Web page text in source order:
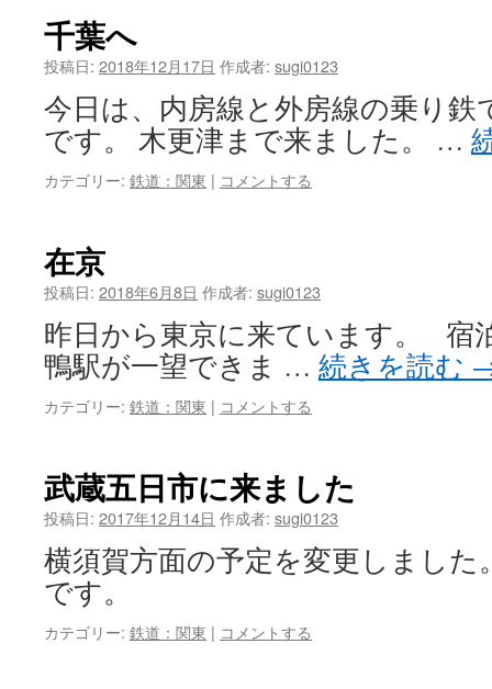
千葉へ
投稿日: 2018年12月17日 作成者: sugi0123
今日は、内房線と外房線の乗り鉄
です。 木更津まで来ました。 …
カテゴリー: 鉄道：関東 | コメントする
在京
投稿日: 2018年6月8日 作成者: sugi0123
昨日から東京に来ています。
鴨駅が一望できま … 続きを読む
カテゴリー: 鉄道：関東 | コメントする
武蔵五日市に来ました
投稿日: 2017年12月14日 作成者: sugi0123
横須賀方面の予定を変更しました
です。
カテゴリー: 鉄道：関東 | コメントする